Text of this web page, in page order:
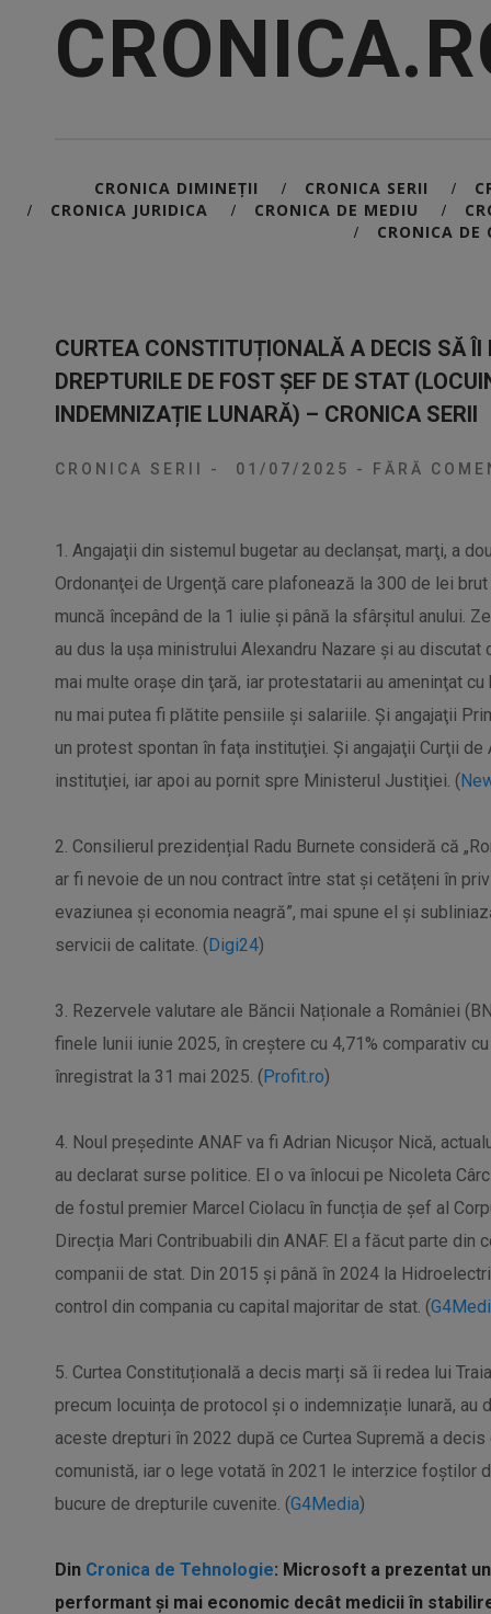
CRONICA DIMINEȚII / CRONICA SERII /
/ CRONICA JURIDICA / CRONICA DE MEDIU /
/ CRONICA DE
CURTEA CONSTITUȚIONALĂ A DECIS SĂ
DREPTURILE DE FOST ȘEF DE STAT
INDEMNIZAȚIE LUNARĂ) – CRONICA SERII
CRONICA SERII - 01/07/2025 - FĂRĂ
1. Angajaţii din sistemul bugetar au declanşat, marţi, a
Ordonanţei de Urgenţă care plafonează la 300 de lei
muncă începând de la 1 iulie şi până la sfârşitul anului.
au dus la uşa ministrului Alexandru Nazare şi au
mai multe oraşe din ţară, iar protestatarii au ameninţat
nu mai putea fi plătite pensiile şi salariile. Şi angajaţii
un protest spontan în faţa instituţiei. Şi angajaţii Curţii
instituţiei, iar apoi au pornit spre Ministerul Justiţiei. (
2. Consilierul prezidențial Radu Burnete consideră că
ar fi nevoie de un nou contract între stat și cetățeni în
evaziunea și economia neagră”, mai spune el și
servicii de calitate. (Digi24)
3. Rezervele valutare ale Băncii Naționale a României
finele lunii iunie 2025, în creștere cu 4,71% comparativ
înregistrat la 31 mai 2025. (Profit.ro)
4. Noul președinte ANAF va fi Adrian Nicuşor Nică,
au declarat surse politice. El o va înlocui pe Nicoleta
de fostul premier Marcel Ciolacu în funcția de șef al
Direcția Mari Contribuabili din ANAF. El a făcut parte
companii de stat. Din 2015 și până în 2024 la
control din compania cu capital majoritar de stat. (
5. Curtea Constituțională a decis marți să îi redea lui
precum locuința de protocol și o indemnizație lunară,
aceste drepturi în 2022 după ce Curtea Supremă a
comunistă, iar o lege votată în 2021 le interzice foștilor
bucure de drepturile cuvenite. (G4Media)
Din Cronica de Tehnologie: Microsoft a prezentat
performant și mai economic decât medicii în